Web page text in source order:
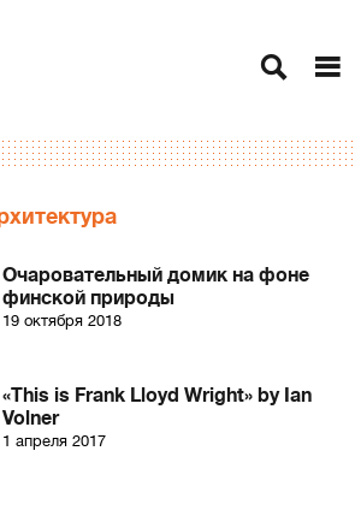
Очаровательный домик на фоне
финской природы
19 октября 2018
«This is Frank Lloyd Wright» by Ian
Volner
1 апреля 2017